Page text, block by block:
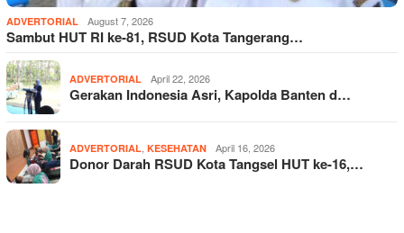
ADVERTORIAL August 7, 2026
Sambut HUT RI ke-81, RSUD Kota Tangerang…
ADVERTORIAL April 22, 2026
Gerakan Indonesia Asri, Kapolda Banten d…
ADVERTORIAL KESEHATAN April 16, 2026
Donor Darah RSUD Kota Tangsel HUT ke-16,…